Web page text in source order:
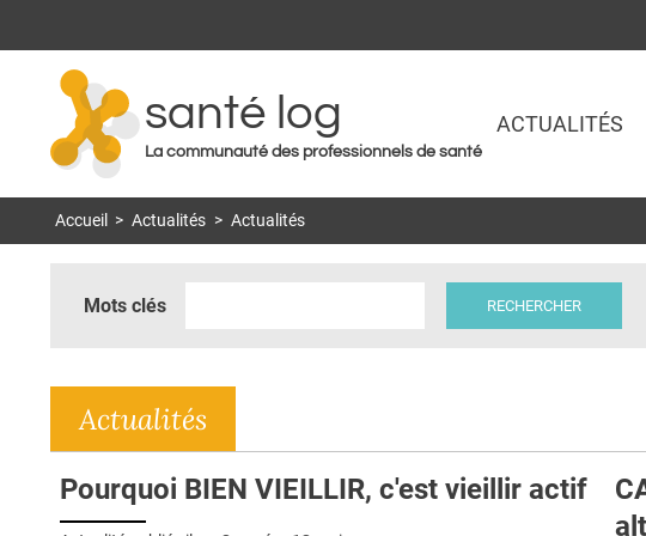
santé log
La communauté des professionnels de santé
ACTUALITÉS
Accueil > Actualités > Actualités
Mots clés
Actualités
Pourquoi BIEN VIEILLIR, c'est vieillir actif